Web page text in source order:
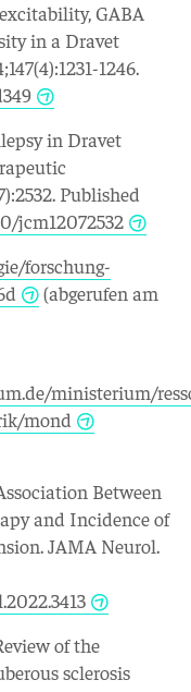
GABA
in a Dravet
1246.
in Dravet
Published
jcm12072532
forschung-
(abgerufen am
ministerium/
mond
Between
and Incidence of
JAMA Neurol.
of the
sclerosis